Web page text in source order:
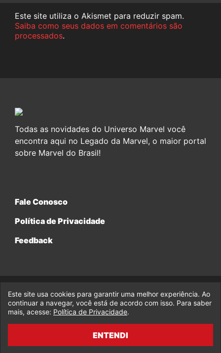
Este site utiliza o Akismet para reduzir spam.
Saiba como seus dados em comentários são
processados.
Todas as novidades do Universo Marvel você
encontra aqui no Legado da Marvel, o maior portal
sobre Marvel do Brasil!
Fale Conosco
Política de Privacidade
Feedback
© 2017-2026 Legado da Marvel, uma empresa da Legado
Enterprises.
fabiolobo
Este site usa cookies para garantir uma melhor experiência. Ao
continuar a navegar, você está de acordo com isso. Para saber
mais, acesse: Política de Privacidade.
ENTENDI